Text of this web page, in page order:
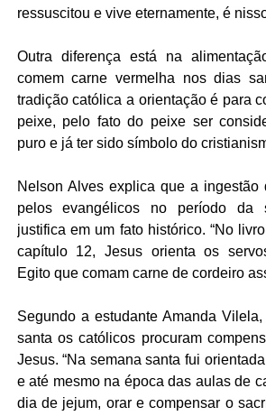
ressuscitou e vive eternamente, é
Outra diferença está na
comem carne vermelha nos dias
tradição católica a orientação é para
peixe, pelo fato do peixe ser
puro e já ter sido símbolo do
Nelson Alves explica que a ingestão
pelos evangélicos no período da
justifica em um fato histórico. “No
capítulo 12, Jesus orienta os
Egito que comam carne de cordeiro
Segundo a estudante Amanda
santa os católicos procuram
Jesus. “Na semana santa fui
e até mesmo na época das aulas de
dia de jejum, orar e compensar o